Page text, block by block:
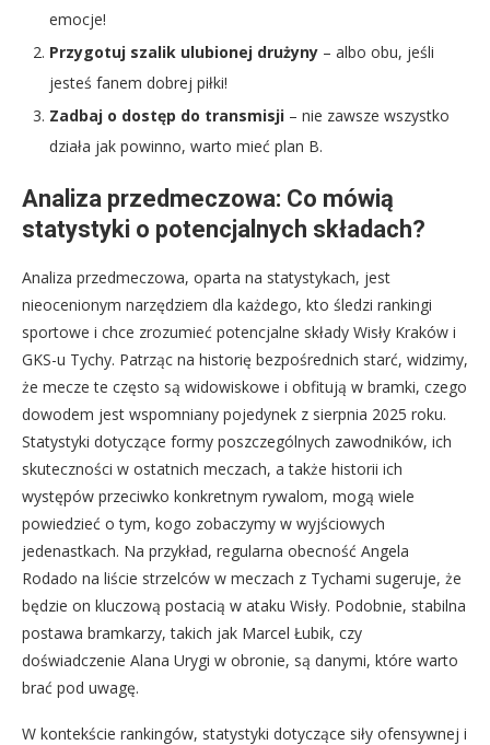
emocje!
Przygotuj szalik ulubionej drużyny – albo obu, jeśli
jesteś fanem dobrej piłki!
Zadbaj o dostęp do transmisji – nie zawsze wszystko
działa jak powinno, warto mieć plan B.
Analiza przedmeczowa: Co mówią
statystyki o potencjalnych składach?
Analiza przedmeczowa, oparta na statystykach, jest
nieocenionym narzędziem dla każdego, kto śledzi rankingi
sportowe i chce zrozumieć potencjalne składy Wisły Kraków i
GKS-u Tychy. Patrząc na historię bezpośrednich starć, widzimy,
że mecze te często są widowiskowe i obfitują w bramki, czego
dowodem jest wspomniany pojedynek z sierpnia 2025 roku.
Statystyki dotyczące formy poszczególnych zawodników, ich
skuteczności w ostatnich meczach, a także historii ich
występów przeciwko konkretnym rywalom, mogą wiele
powiedzieć o tym, kogo zobaczymy w wyjściowych
jedenastkach. Na przykład, regularna obecność Angela
Rodado na liście strzelców w meczach z Tychami sugeruje, że
będzie on kluczową postacią w ataku Wisły. Podobnie, stabilna
postawa bramkarzy, takich jak Marcel Łubik, czy
doświadczenie Alana Urygi w obronie, są danymi, które warto
brać pod uwagę.
W kontekście rankingów, statystyki dotyczące siły ofensywnej i